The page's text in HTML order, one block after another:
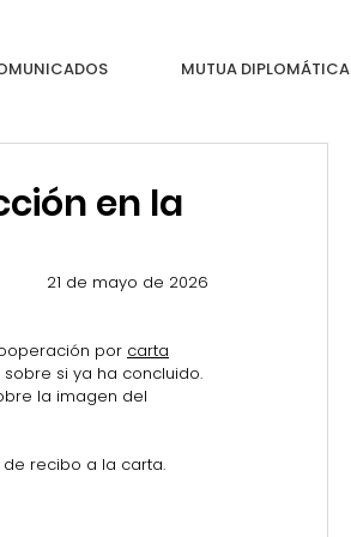
MUTUA DIPLOMÁTICA
en la
21 de mayo de 2026
por carta
si ya ha concluido.
la imagen del
recibo a la carta.